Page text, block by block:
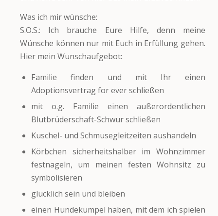
Was ich mir wünsche:
S.O.S.: Ich brauche Eure Hilfe, denn meine
Wünsche können nur mit Euch in Erfüllung gehen.
Hier mein Wunschaufgebot:
Familie finden und mit Ihr einen
Adoptionsvertrag for ever schließen
mit o.g. Familie einen außerordentlichen
Blutbrüderschaft-Schwur schließen
Kuschel- und Schmusegleitzeiten aushandeln
Körbchen sicherheitshalber im Wohnzimmer
festnageln, um meinen festen Wohnsitz zu
symbolisieren
glücklich sein und bleiben
einen Hundekumpel haben, mit dem ich spielen